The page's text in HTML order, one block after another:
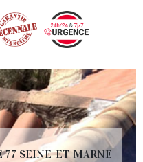
77 SEINE-ET-MARNE